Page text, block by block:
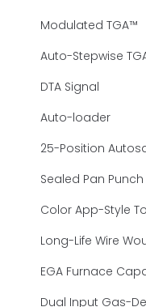
Modulated TGA™
Auto-Stepwise
DTA Signal
Auto-loader
25-Position
Sealed Pan Punch
Color App-Style
Long-Life Wire
EGA Furnace
Dual Input Gas-